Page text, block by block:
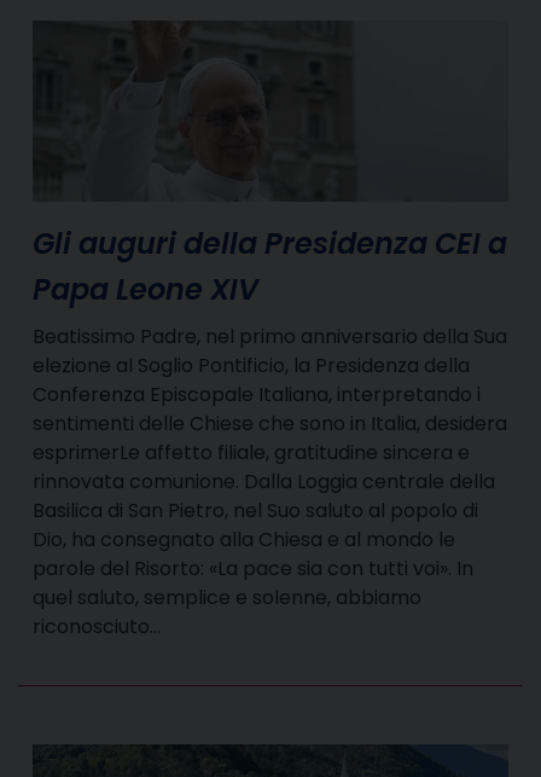
Gli auguri della Presidenza CEI a
Papa Leone XIV
Beatissimo Padre, nel primo anniversario della Sua
elezione al Soglio Pontificio, la Presidenza della
Conferenza Episcopale Italiana, interpretando i
sentimenti delle Chiese che sono in Italia, desidera
esprimerLe affetto filiale, gratitudine sincera e
rinnovata comunione. Dalla Loggia centrale della
Basilica di San Pietro, nel Suo saluto al popolo di
Dio, ha consegnato alla Chiesa e al mondo le
parole del Risorto: «La pace sia con tutti voi». In
quel saluto, semplice e solenne, abbiamo
riconosciuto…